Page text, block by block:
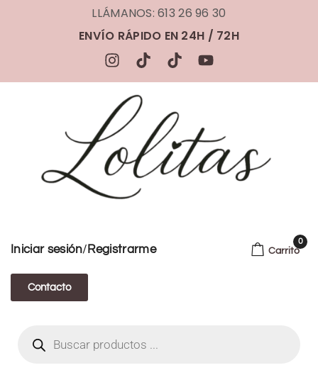
LLÁMANOS: 613 26 96 30
ENVÍO RÁPIDO EN 24H / 72H
Iniciar sesión/ Registrarme
Contacto
Carrito
0